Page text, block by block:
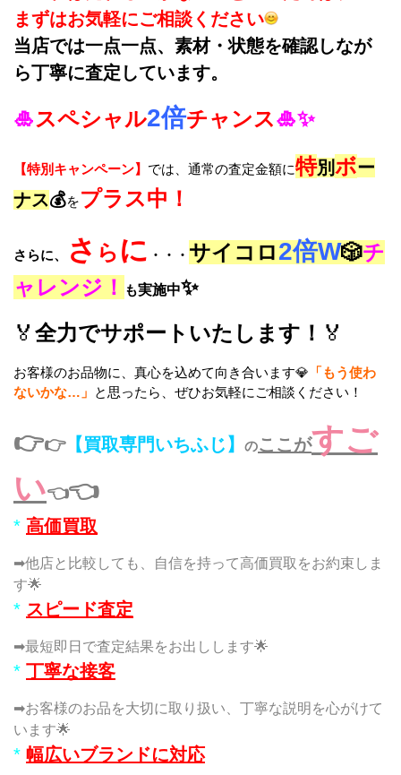
まずはお気軽にご相談ください
当店では一点一点、素材・状態を確認しなが
ら丁寧に査定しています。
🎍スペシャル2倍チャンス🎍✨
【特別キャンペーン】 では、通常の査定金額に特別ボー
ナス💰をプラス中！
さらに、 さ ら に ・・・ サイコロ2倍W🎲チ
ャレンジ！
も実施中✨
🏅 全力でサポートいたします！ 🏅
お客様のお品物に、真心を込めて向き合います💎 「もう使わ
ないかな…」 と思ったら、ぜひお気軽にご相談ください！
👉👉【買取専門いちふじ】 のここがすご
い👈👈
* 高価買取
➡他店と比較しても、自信を持って高価買取をお約束しま
す🌟
* スピード査定
➡最短即日で査定結果をお出しします🌟
* 丁寧な接客
➡お客様のお品を大切に取り扱い、丁寧な説明を心がけて
います🌟
* 幅広いブランドに対応